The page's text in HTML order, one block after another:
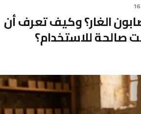
16
الغار؟ وكيف تعرف أن
صالحة للاستخدام؟